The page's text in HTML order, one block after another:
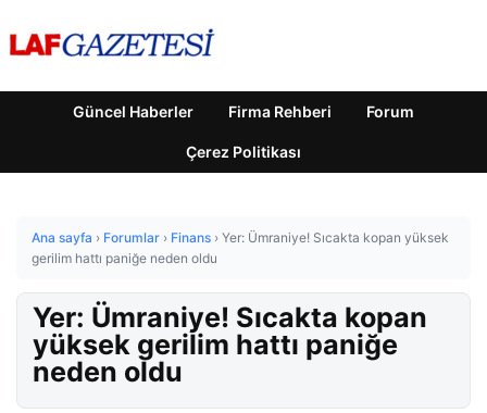
Güncel Haberler Firma Rehberi Forum
Çerez Politikası
Ana sayfa › Forumlar › Finans › Yer: Ümraniye! Sıcakta kopan yüksek
gerilim hattı paniğe neden oldu
Yer: Ümraniye! Sıcakta kopan
yüksek gerilim hattı paniğe
neden oldu